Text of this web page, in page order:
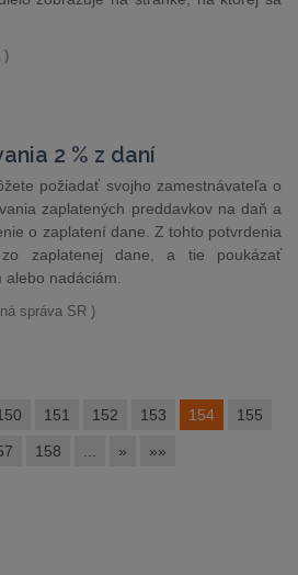
)
2 % z daní
požiadať svojho zamestnávateľa o
zaplatených preddavkov na daň a
o zaplatení dane. Z tohto potvrdenia
zaplatenej dane, a tie poukázať
nadáciám.
správa SR )
151 152 153 154 155
158 » »»